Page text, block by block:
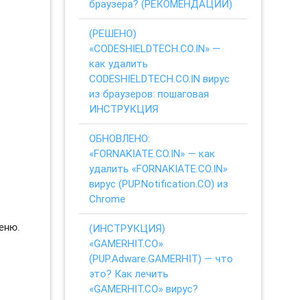
браузера? (РЕКОМЕНДАЦИИ)
(РЕШЕНО)
«CODESHIELDTECH.CO.IN» —
как удалить
CODESHIELDTECH.CO.IN вирус
из браузеров: пошаговая
ИНСТРУКЦИЯ
ОБНОВЛЕНО:
«FORNAKIATE.CO.IN» — как
удалить «FORNAKIATE.CO.IN»
вирус (PUP.Notification.CO) из
Chrome
(ИНСТРУКЦИЯ)
«GAMERHIT.CO»
(PUP.Adware.GAMERHIT) — что
это? Как лечить
«GAMERHIT.CO» вирус?